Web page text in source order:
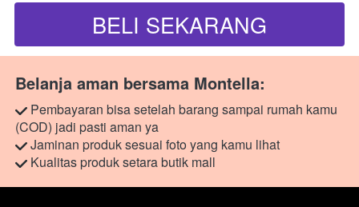
`
BELI SEKARANG
Belanja aman bersama Montella:
Pembayaran bisa setelah barang sampai rumah kamu
(COD) jadi pasti aman ya
Jaminan produk sesuai foto yang kamu lihat
Kualitas produk setara butik mall